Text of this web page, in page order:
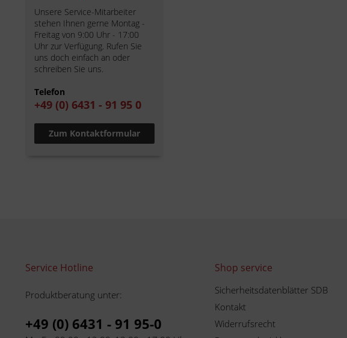
Unsere Service-Mitarbeiter
stehen Ihnen gerne Montag -
Freitag von 9:00 Uhr - 17:00
Uhr zur Verfügung. Rufen Sie
uns doch einfach an oder
schreiben Sie uns.
Telefon
+49 (0) 6431 - 91 95 0
Zum Kontaktformular
Service Hotline
Produktberatung unter:
+49 (0) 6431 - 91 95-0
Shop service
Sicherheitsdatenblätter SDB
Kontakt
Widerrufsrecht